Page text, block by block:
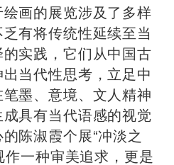
画的展览涉及了多样
有将传统性延续至当
实践，它们从中国古
当代性思考，立足中
墨、意境、文人精神
具有当代语感的视觉
陈淑霞个展“冲淡之
作一种审美追求，更是